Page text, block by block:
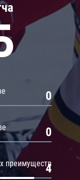
0
0
преимуществ
4